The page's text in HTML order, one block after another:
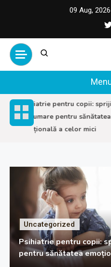
09 Aug, 2026
Psihiatrie pentru copii: sprijin
îndrumare pentru sănătatea
emoțională a celor mici
Uncategorized
Psihiatrie pentru copii:
pentru sănătatea